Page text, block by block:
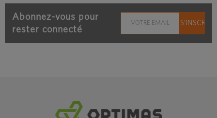
Abonnez-vous pour
rester connecté